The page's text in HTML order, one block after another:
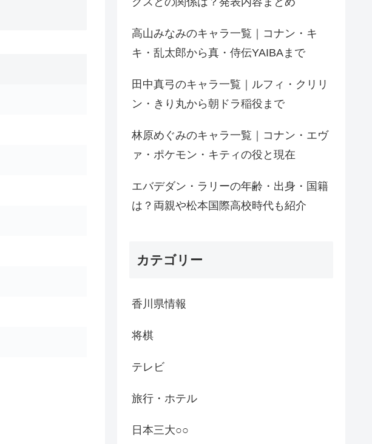
高山みなみのキャラ一覧｜コナン・キ
キ・乱太郎から真・侍伝YAIBAまで
田中真弓のキャラ一覧｜ルフィ・クリリ
ン・きり丸から朝ドラ稲役まで
林原めぐみのキャラ一覧｜コナン・エヴ
ァ・ポケモン・キティの役と現在
エバデダン・ラリーの年齢・出身・国籍
は？両親や松本国際高校時代も紹介
カテゴリー
香川県情報
将棋
テレビ
旅行・ホテル
日本三大○○